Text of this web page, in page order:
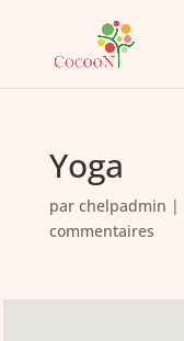
Yoga
par chelpadmin |
commentaires